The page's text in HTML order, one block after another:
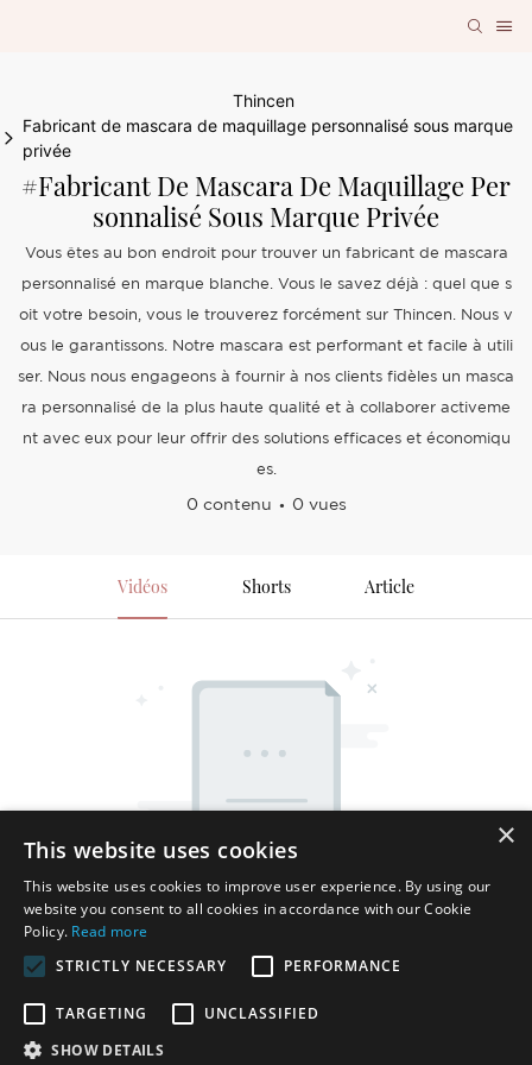
Thincen
Fabricant de mascara de maquillage personnalisé sous marque
privée
#Fabricant De Mascara De Maquillage Per
Sonnalisé Sous Marque Privée
Vous êtes au bon endroit pour trouver un fabricant de mascara
personnalisé en marque blanche. Vous le savez déjà : quel que s
oit votre besoin, vous le trouverez forcément sur Thincen. Nous v
ous le garantissons. Notre mascara est performant et facile à utili
ser. Nous nous engageons à fournir à nos clients fidèles un masca
ra personnalisé de la plus haute qualité et à collaborer activeme
nt avec eux pour leur offrir des solutions efficaces et économiqu
es.
0 contenu 0 vues
Vidéos Shorts Article
×
This website uses cookies
This website uses cookies to improve user experience. By using our
website you consent to all cookies in accordance with our Cookie
Policy. Read more
STRICTLY NECESSARY
PERFORMANCE
TARGETING
UNCLASSIFIED
SHOW DETAILS